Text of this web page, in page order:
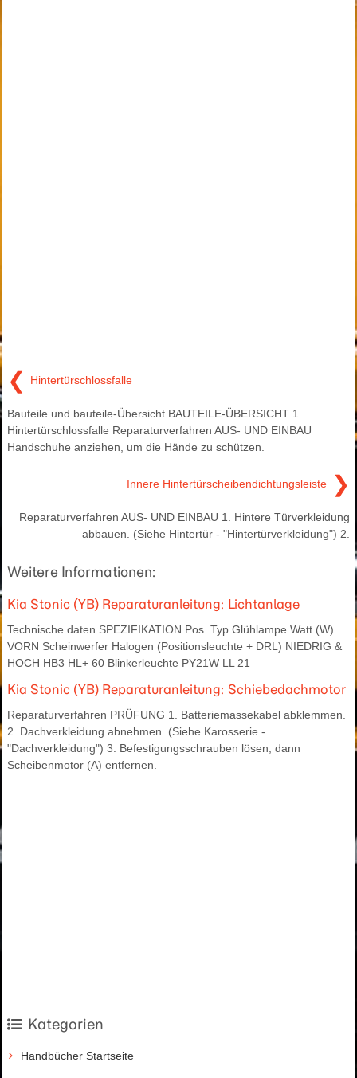
❮ Hintertürschlossfalle
Bauteile und bauteile-Übersicht BAUTEILE-ÜBERSICHT 1.
Hintertürschlossfalle Reparaturverfahren AUS- UND EINBAU
Handschuhe anziehen, um die Hände zu schützen.
Innere Hintertürscheibendichtungsleiste ❯
Reparaturverfahren AUS- UND EINBAU 1. Hintere Türverkleidung
abbauen. (Siehe Hintertür - "Hintertürverkleidung") 2.
Weitere Informationen:
Kia Stonic (YB) Reparaturanleitung: Lichtanlage
Technische daten SPEZIFIKATION Pos. Typ Glühlampe Watt (W)
VORN Scheinwerfer Halogen (Positionsleuchte + DRL) NIEDRIG &
HOCH HB3 HL+ 60 Blinkerleuchte PY21W LL 21
Kia Stonic (YB) Reparaturanleitung: Schiebedachmotor
Reparaturverfahren PRÜFUNG 1. Batteriemassekabel abklemmen.
2. Dachverkleidung abnehmen. (Siehe Karosserie -
"Dachverkleidung") 3. Befestigungsschrauben lösen, dann
Scheibenmotor (A) entfernen.
Kategorien
Handbücher Startseite